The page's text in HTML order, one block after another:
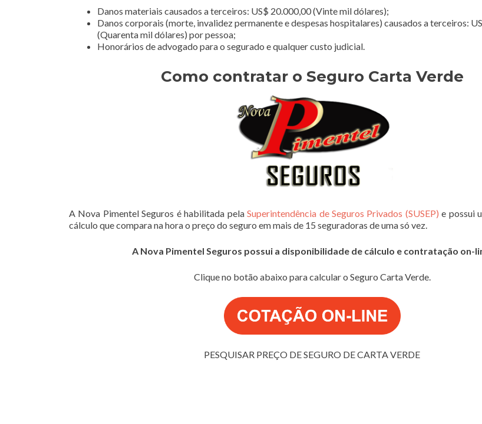
Danos materiais causados a terceiros: US$ 20.000,00 (Vinte mil dólares);
Danos corporais (morte, invalidez permanente e despesas hospitalares) causados a terceiros:
(Quarenta mil dólares) por pessoa;
Honorários de advogado para o segurado e qualquer custo judicial.
Como contratar o Seguro Carta Verde
A Nova Pimentel Seguros é habilitada pelaSuperintendência de Seguros Privados (SUSEP) e possui
cálculo que compara na hora o preço do seguro em mais de 15 seguradoras de uma só vez.
A Nova Pimentel Seguros possui a disponibilidade de cálculo e contratação on-
Clique no botão abaixo para calcular o Seguro Carta Verde.
PESQUISAR PREÇO DE SEGURO DE CARTA VERDE